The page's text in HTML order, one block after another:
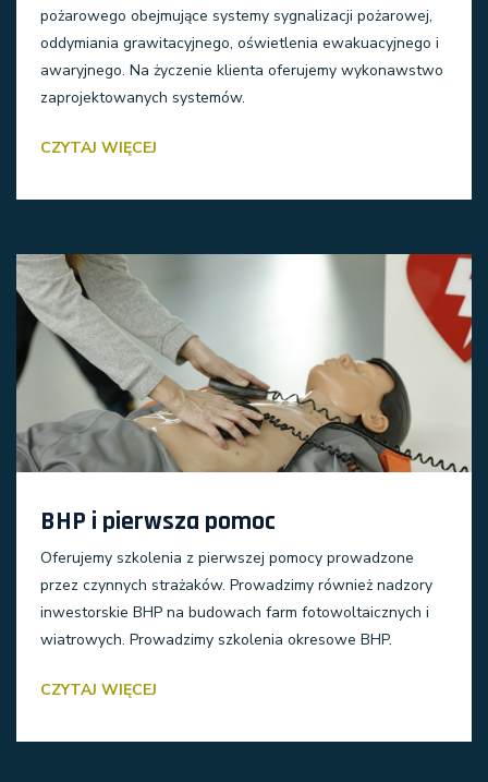
pożarowego obejmujące systemy sygnalizacji pożarowej,
oddymiania grawitacyjnego, oświetlenia ewakuacyjnego i
awaryjnego. Na życzenie klienta oferujemy wykonawstwo
zaprojektowanych systemów.
CZYTAJ WIĘCEJ
BHP i pierwsza pomoc
Oferujemy szkolenia z pierwszej pomocy prowadzone
przez czynnych strażaków. Prowadzimy również nadzory
inwestorskie BHP na budowach farm fotowoltaicznych i
wiatrowych. Prowadzimy szkolenia okresowe BHP.
CZYTAJ WIĘCEJ